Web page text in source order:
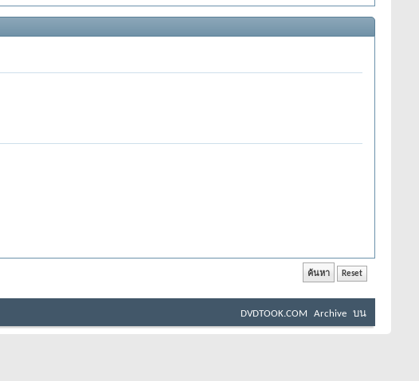
DVDTOOK.COM Archive บน